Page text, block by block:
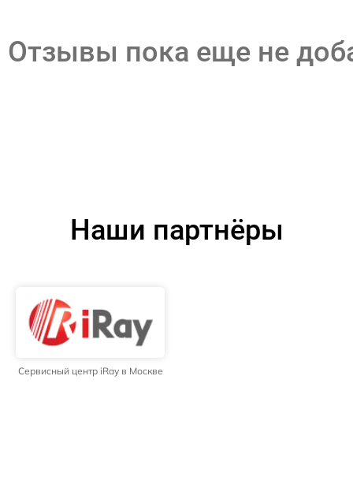
Отзывы пока еще не
Наши партнёры
Сервисный центр iRay в Москве